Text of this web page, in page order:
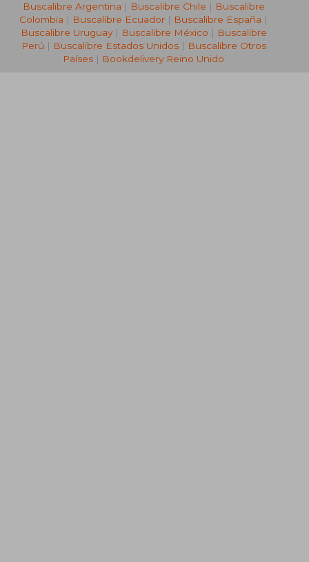
Buscalibre Argentina | Buscalibre Chile | Buscalibre
Colombia | Buscalibre Ecuador | Buscalibre España |
Buscalibre Uruguay| Buscalibre México | Buscalibre
Perú | Buscalibre Estados Unidos| Buscalibre Otros
Países | Bookdelivery Reino Unido